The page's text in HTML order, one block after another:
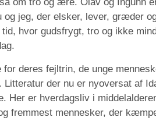
og jeg, der elsker, lever, græder
tid, hvor gudsfrygt, tro og ikke
for deres fejltrin, de unge
Litteratur der nu er nyoversat af
Her er hverdagsliv i
fremmest mennesker, der